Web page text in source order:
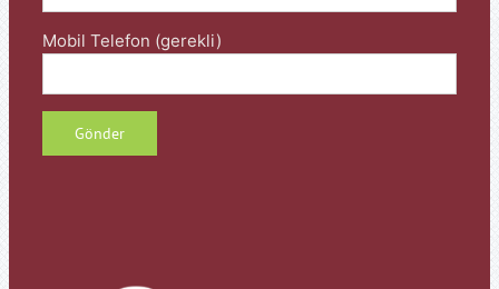
Mobil Telefon (gerekli)